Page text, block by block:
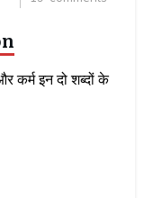
कर्म इन दो शब्दों के